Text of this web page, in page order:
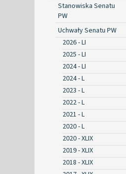
Stanowiska Senatu
PW
Uchwały Senatu PW
2026 - LI
2025 - LI
2024 - LI
2024 - L
2023 - L
2022 - L
2021 - L
2020 - L
2020 - XLIX
2019 - XLIX
2018 - XLIX